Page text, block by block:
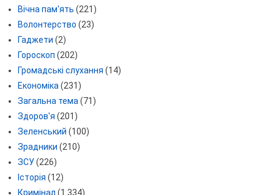
Вічна пам'ять (221)
Волонтерство (23)
Гаджети (2)
Гороскоп (202)
Громадські слухання (14)
Економіка(231)
Загальна тема(71)
Здоров'я (201)
Зеленський (100)
Зрадники (210)
ЗСУ(226)
Історія (12)
Кримінал (1 334)